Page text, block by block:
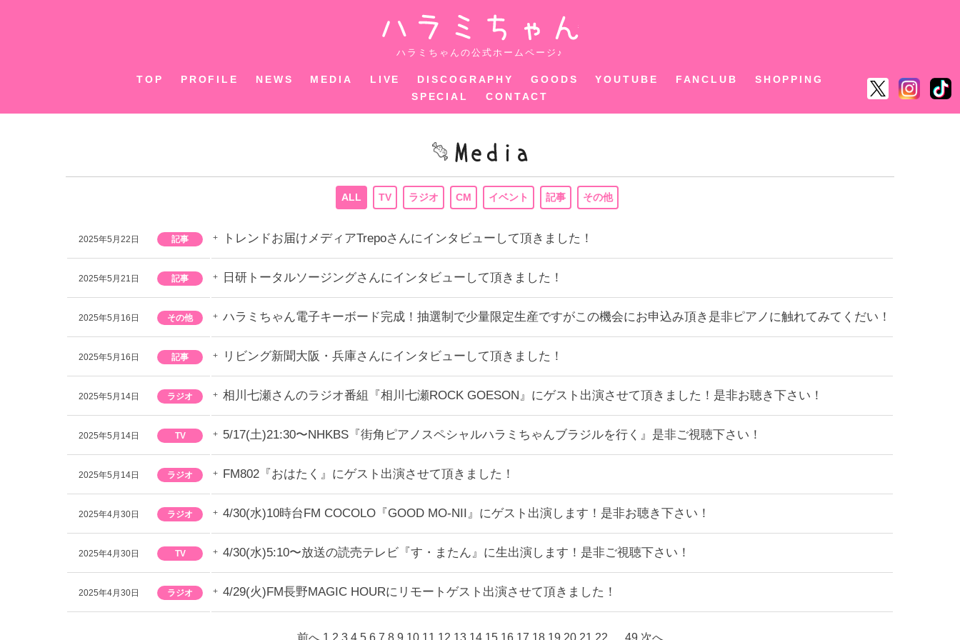
ハラミちゃん
ハラミちゃんの公式ホームページ♪
TOP PROFILE NEWS MEDIA LIVE DISCOGRAPHY GOODS YOUTUBE FANCLUB
SHOPPING
SPECIAL
CONTACT
ALL TV ラジオ CM イベント 記事 その他
2025年5月22日 記事 トレンドお届けメディアTrepoさんにインタビューして頂きました！
2025年5月21日 記事 日研トータルソージングさんにインタビューして頂きました！
2025年5月16日 その他 ハラミちゃん電子キーボード完成！抽選制で少量限定生産ですがこの機会にお申込み頂き是非ピアノに触れてみてくだい！
2025年5月16日 記事 リビング新聞大阪・兵庫さんにインタビューして頂きました！
2025年5月14日 ラジオ 相川七瀬さんのラジオ番組『相川七瀬ROCK GOESON』にゲスト出演させて頂きました！是非お聴き下さい！
2025年5月14日 TV 5/17(土)21:30〜NHKBS『街角ピアノスペシャルハラミちゃんブラジルを行く』是非ご視聴下さい！
2025年5月14日 ラジオ FM802『おはたく』にゲスト出演させて頂きました！
2025年4月30日 ラジオ 4/30(水)10時台FM COCOLO『GOOD MO-NII』にゲスト出演します！是非お聴き下さい！
2025年4月30日 TV 4/30(水)5:10〜放送の読売テレビ『す・またん』に生出演します！是非ご視聴下さい！
2025年4月30日 ラジオ 4/29(火)FM長野MAGIC HOURにリモートゲスト出演させて頂きました！
前へ 1 2 3 4 5 6 7 8 9 10 11 12 13 14 15 16 17 18 19 20 21 22 49 次へ